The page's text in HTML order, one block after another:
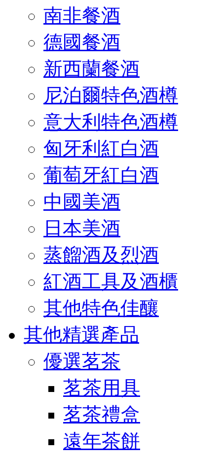
南非餐酒
德國餐酒
新西蘭餐酒
尼泊爾特色酒樽
意大利特色酒樽
匈牙利紅白酒
葡萄牙紅白酒
中國美酒
日本美酒
蒸餾酒及烈酒
紅酒工具及酒櫃
其他特色佳釀
其他精選產品
優選茗茶
茗茶用具
茗茶禮盒
遠年茶餅